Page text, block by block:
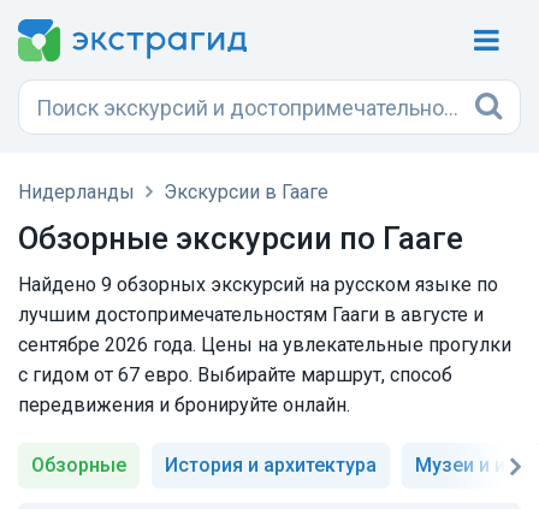
Нидерланды Экскурсии в Гааге
Обзорные экскурсии по Гааге
Найдено 9 обзорных экскурсий на русском языке по
лучшим достопримечательностям Гааги в августе и
сентябре 2026 года. Цены на увлекательные прогулки
с гидом от 67 евро. Выбирайте маршрут, способ
передвижения и бронируйте онлайн.
Обзорные История и архитектура Музеи и